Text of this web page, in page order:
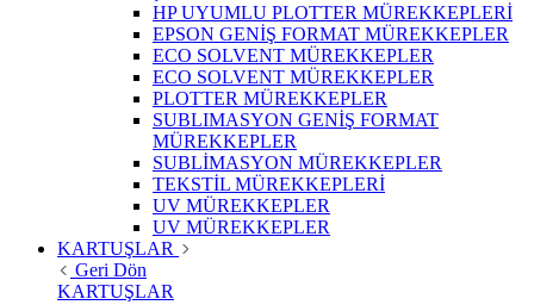
HP UYUMLU PLOTTER MÜREKKEPLERİ
EPSON GENİŞ FORMAT MÜREKKEPLER
ECO SOLVENT MÜREKKEPLER
ECO SOLVENT MÜREKKEPLER
PLOTTER MÜREKKEPLER
SUBLIMASYON GENİŞ FORMAT
MÜREKKEPLER
SUBLİMASYON MÜREKKEPLER
TEKSTİL MÜREKKEPLERİ
UV MÜREKKEPLER
UV MÜREKKEPLER
KARTUŞLAR
Geri Dön
KARTUŞLAR